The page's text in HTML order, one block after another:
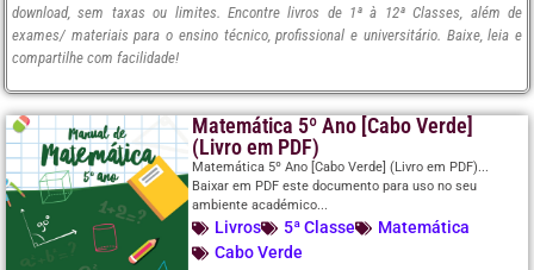
download, sem taxas ou limites. Encontre livros de 1ª à 12ª Classes, além de
exames/ materiais para o ensino técnico, profissional e universitário. Baixe, leia e
compartilhe com facilidade!
Matemática 5º Ano [Cabo Verde]
(Livro em PDF)
Matemática 5º Ano [Cabo Verde] (Livro em PDF)...
Baixar em PDF este documento para uso no seu
ambiente académico...
Livros 5ª Classe
Matemática
Cabo Verde